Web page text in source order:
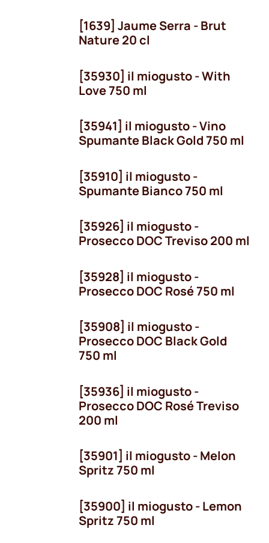
[1639] Jaume Serra - Brut
Nature 20 cl
[35930] il miogusto - With
Love 750 ml
[35941] il miogusto - Vino
Spumante Black Gold 750 ml
[35910] il miogusto -
Spumante Bianco 750 ml
[35926] il miogusto -
Prosecco DOC Treviso 200 ml
[35928] il miogusto -
Prosecco DOC Rosé 750 ml
[35908] il miogusto -
Prosecco DOC Black Gold
750 ml
[35936] il miogusto -
Prosecco DOC Rosé Treviso
200 ml
[35901] il miogusto - Melon
Spritz 750 ml
[35900] il miogusto - Lemon
Spritz 750 ml